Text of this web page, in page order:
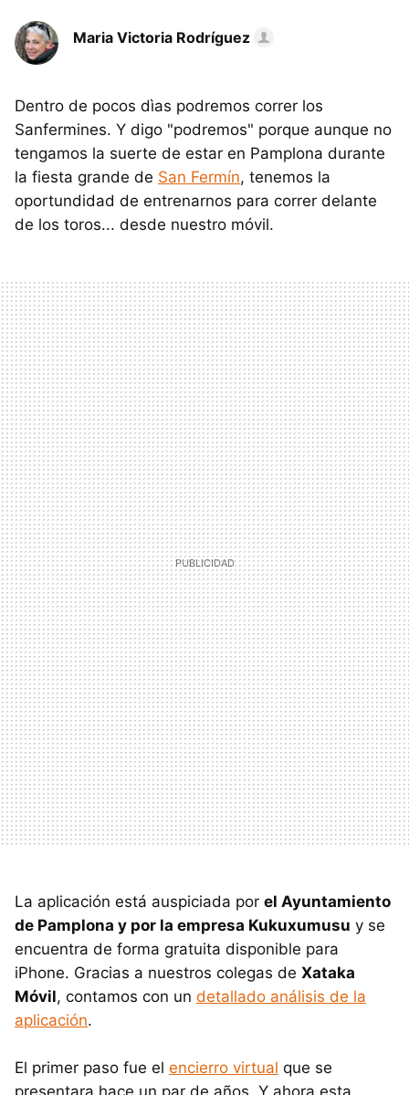
Maria Victoria Rodríguez
Dentro de pocos dìas podremos correr los
Sanfermines. Y digo "podremos" porque aunque no
tengamos la suerte de estar en Pamplona durante
la fiesta grande de San Fermín, tenemos la
oportundidad de entrenarnos para correr delante
de los toros... desde nuestro móvil.
La aplicación está auspiciada por el Ayuntamiento
de Pamplona y por la empresa Kukuxumusu y se
encuentra de forma gratuita disponible para
iPhone. Gracias a nuestros colegas de Xataka
Móvil, contamos con un detallado análisis de la
aplicación.
El primer paso fue el encierro virtual que se
presentara hace un par de años. Y ahora esta